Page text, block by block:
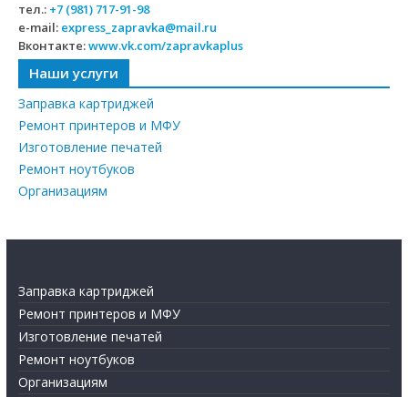
тел.: +7 (981) 717-91-98
e-mail: express_zapravka@mail.ru
Вконтакте:www.vk.com/zapravkaplus
Наши услуги
Заправка картриджей
Ремонт принтеров и МФУ
Изготовление печатей
Ремонт ноутбуков
Организациям
Заправка картриджей
Ремонт принтеров и МФУ
Изготовление печатей
Ремонт ноутбуков
Организациям